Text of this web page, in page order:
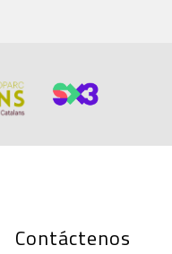
Contáctenos